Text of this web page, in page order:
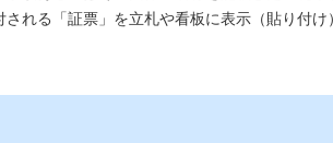
れる「証票」を立札や看板に表示（貼り付け